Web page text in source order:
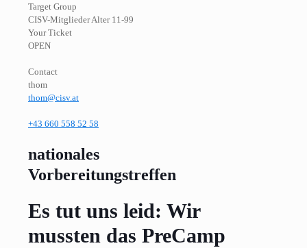
Target Group
CISV-Mitglieder Alter 11-99
Your Ticket
OPEN
Contact
thom
thom@cisv.at
+43 660 558 52 58
nationales
Vorbereitungstreffen
Es tut uns leid: Wir
mussten das PreCamp